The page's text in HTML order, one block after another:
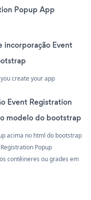
Popup App
incorporação Event
create your app
Event Registration
modelo do bootstrap
acima no html do bootstrap
Popup
contêineres ou grades em